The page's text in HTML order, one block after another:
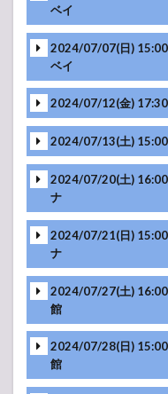
-アンコール-
-アンコール-
ベイ
MC
2024/07/07(日) 15:00
ベイ
MC
2024/07/12(金)
2024/07/13(土)
MC
2024/07/20(土) 16:00
ナ
MC
2024/07/21(日) 15:00
ナ
2024/07/27(土) 16:00
館
2024/07/28(日) 15:00
館